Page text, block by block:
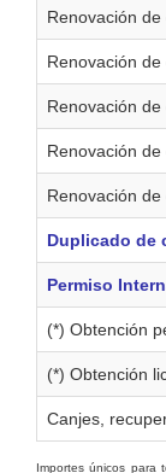
Renovación de
Renovación
Renovación
Renovación
Renovación
Duplicado de
Permiso
(*) Obtención
(*) Obtención
Canjes,
Importes únicos para